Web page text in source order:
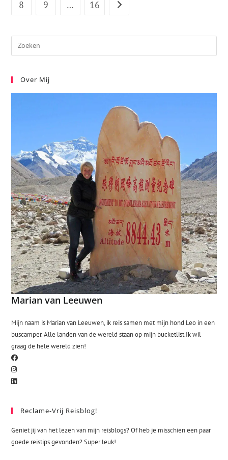
8 9 … 16
Over Mij
Marian van Leeuwen
Mijn naam is Marian van Leeuwen, ik reis samen met mijn hond Leo in een
buscamper. Alle landen van de wereld staan op mijn bucketlist.Ik wil
graag de hele wereld zien!
Reclame-Vrij Reisblog!
Geniet jij van het lezen van mijn reisblogs? Of heb je misschien een paar
goede reistips gevonden? Super leuk!